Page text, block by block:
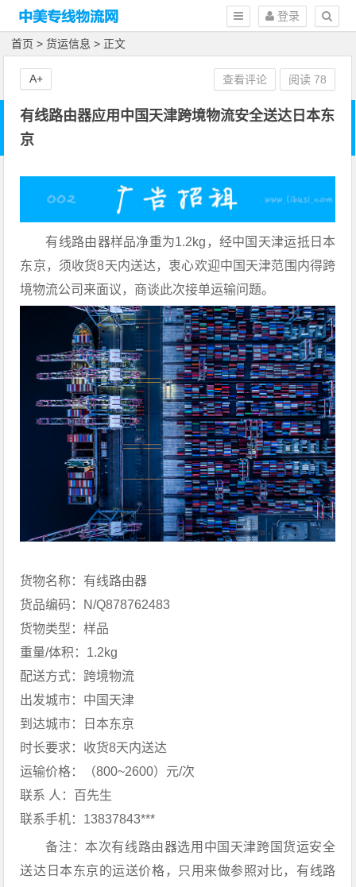
登录
首页 > 货运信息 > 正文
有线路由器应用中国天津跨境物流安全送达日本东
京
有线路由器样品净重为1.2kg，经中国天津运抵日本
东京，须收货8天内送达，衷心欢迎中国天津范围内得跨
境物流公司来面议，商谈此次接单运输问题。
货物名称：有线路由器
货品编码：N/Q878762483
货物类型：样品
重量/体积：1.2kg
配送方式：跨境物流
出发城市：中国天津
到达城市：日本东京
时长要求：收货8天内送达
运输价格：（800~2600）元/次
联系 人：百先生
联系手机：13837843***
备注：本次有线路由器选用中国天津跨国货运安全
送达日本东京的运送价格，只用来做参照对比，有线路
查看评论 阅读78
A+